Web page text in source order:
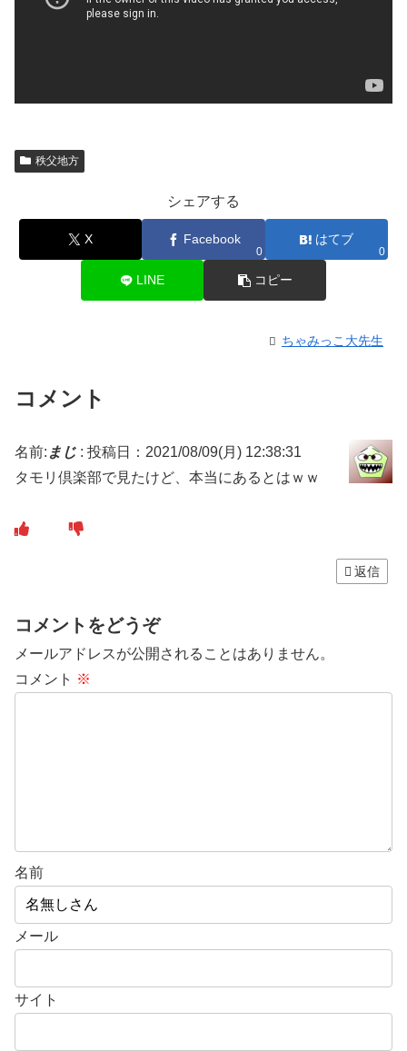
秩父地方
シェアする
X Facebook
0
はてブ
0
LINE コピー
ちゃみっこ大先生
コメント
名前: まじ : 投稿日：2021/08/09(月) 12:38:31
タモリ倶楽部で見たけど、本当にあるとはｗｗ
返信
コメントをどうぞ
メールアドレスが公開されることはありません。
コメント ※
名前
メール
サイト